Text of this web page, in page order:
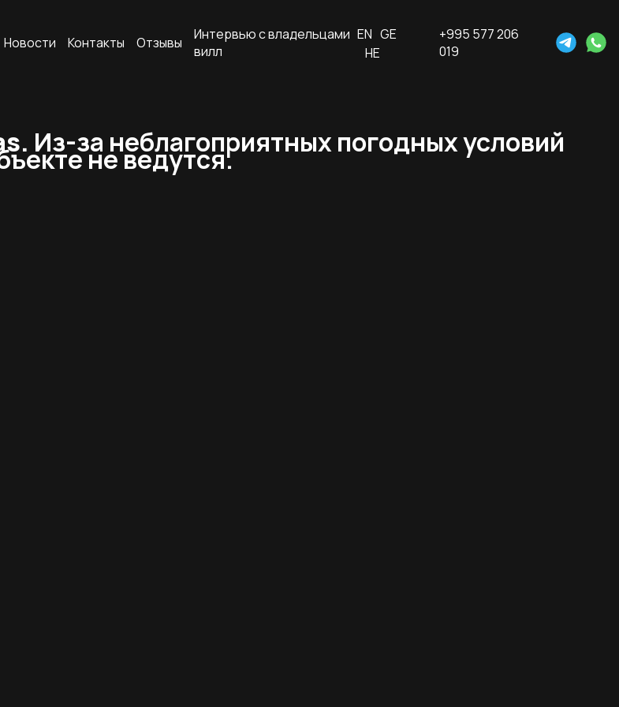
Новости Контакты Отзывы
Интервью с владельцами
вилл
EN GE
HE
+995 577 206
019
Из-за неблагоприятных погодных условий
не ведутся.